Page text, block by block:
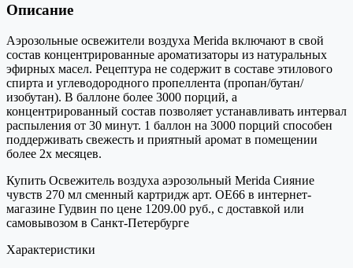
Описание
Аэрозольные освежители воздуха Merida включают в свой
состав концентрированные ароматизаторы из натуральных
эфирных масел. Рецептура не содержит в составе этилового
спирта и углеводородного пропеллента (пропан/бутан/
изобутан). В баллоне более 3000 порций, а
концентрированный состав позволяет устанавливать интервал
распыления от 30 минут. 1 баллон на 3000 порций способен
поддерживать свежесть и приятный аромат в помещении
более 2х месяцев.
Купить Освежитель воздуха аэрозольный Merida Сияние
чувств 270 мл сменный картридж арт. OE66 в интернет-
магазине Гудвин по цене 1209.00 руб., с доставкой или
самовывозом в Санкт-Петербурге
Характеристики